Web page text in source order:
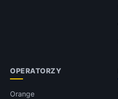
OPERATORZY
Orange